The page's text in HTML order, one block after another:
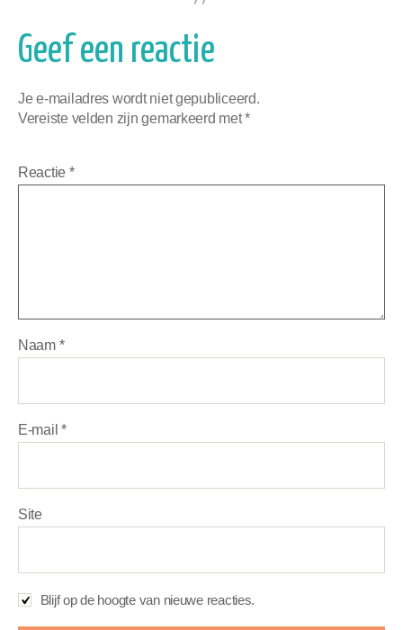
Geef een reactie
Je e-mailadres wordt niet gepubliceerd.
Vereiste velden zijn gemarkeerd met*
Reactie *
Naam *
E-mail*
Site
Blijf op de hoogte van nieuwe reacties.